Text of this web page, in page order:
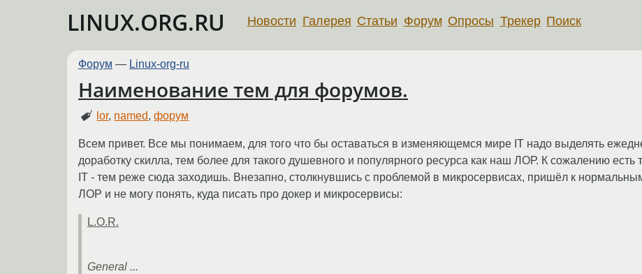
LINUX.ORG.RU Новости Галерея Статьи Форум Опросы Трекер Поиск
Форум — Linux-org-ru
Наименование тем для форумов.
lor, named,форум
Всем привет. Все мы понимаем, для того что бы оставаться в изменяющемся мире IT надо выделять
доработку скилла, тем более для такого душевного и популярного ресурса как наш ЛОР. К сожалению
IT - тем реже сюда заходишь. Внезапно, столкнувшись с проблемой в микросервисах, пришёл к
ЛОР и не могу понять, куда писать про докер и микросервисы:
L.O.R.
General ...